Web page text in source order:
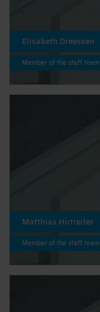
Elisabeth Dreessen
Member of the staff team
Matthias Hirtreiter
Member of the staff team